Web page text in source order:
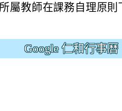
屬教師在課務自理原則
Google 仁和行事曆
view?usp=sharing